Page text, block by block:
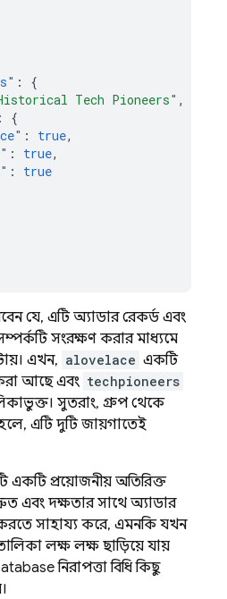
:
{
Tech Pioneers" ,
:
{
: true,
: true,
:
true
যে, এটি অ্যাডার রেকর্ড এবং
সংরক্ষণ করার মাধ্যমে
এখন, alovelace একটি
আছে এবং techpioneers
সুতরাং, গ্রুপ থেকে
এটি দুটি জায়গাতেই
একটি প্রয়োজনীয় অতিরিক্ত
এবং দক্ষতার সাথে অ্যাডার
সাহায্য করে, এমনকি যখন
লক্ষ লক্ষ ছাড়িয়ে যায়
নিরাপত্তা বিধি কিছু